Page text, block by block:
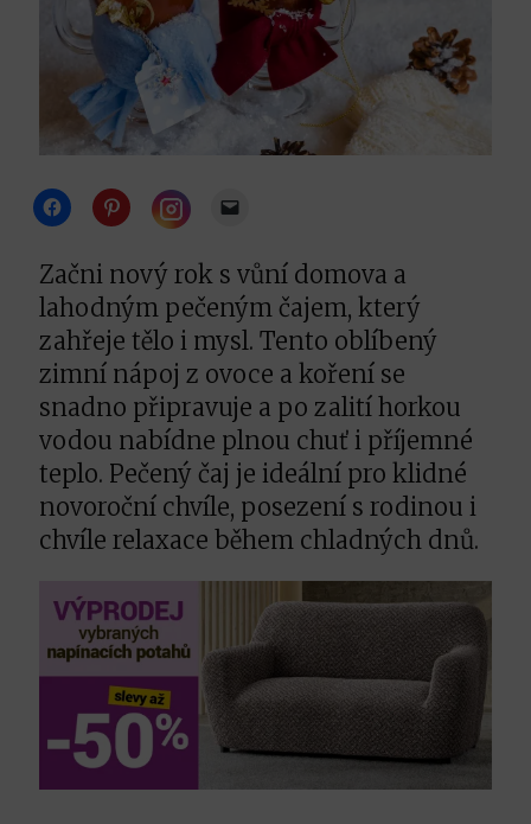
Click
to
Facebook
(Opens
in
new
window)
Click
to
Pinterest
(Opens
in
new
window)
share
on
Instagram
(Opens
in
new
window)
link
to
a
friend
(Opens
in
window)
Začni nový rok s vůní domova a
lahodným pečeným čajem, který
zahřeje tělo i mysl. Tento oblíbený
zimní nápoj z ovoce a koření se
snadno připravuje a po zalití horkou
vodou nabídne plnou chuť i příjemné
teplo. Pečený čaj je ideální pro klidné
novoroční chvíle, posezení s rodinou i
chvíle relaxace během chladných dnů.